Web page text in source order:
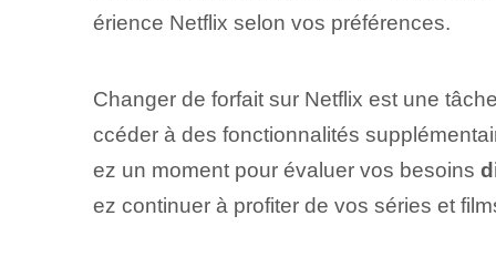
érience Netflix selon vos préférences.
Changer de forfait sur Netflix est une
ccéder à des fonctionnalités
ez un moment pour évaluer vos besoins
ez continuer à profiter de vos séries et